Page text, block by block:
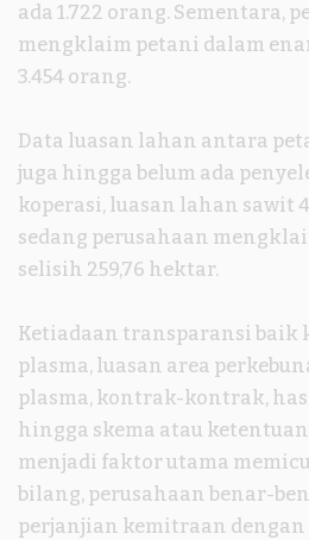
ada 1.722 orang. Sementara,
mengklaim petani dalam
3.454 orang.
Data luasan lahan antara
juga hingga belum ada
koperasi, luasan lahan sawit
sedang perusahaan
selisih 259,76 hektar.
Ketiadaan transparansi baik
plasma, luasan area
plasma, kontrak-kontrak,
hingga skema atau
menjadi faktor utama
bilang, perusahaan benar-
perjanjian kemitraan dengan